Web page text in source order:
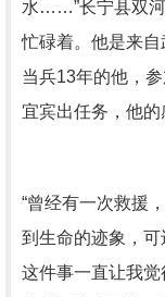
水……”长宁县双河
忙碌着。他是来自
当兵13年的他，
宜宾出任务，他的
“曾经有一次救援
到生命的迹象，可
这件事一直让我觉